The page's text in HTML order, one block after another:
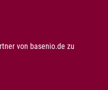
von basenio.de zu